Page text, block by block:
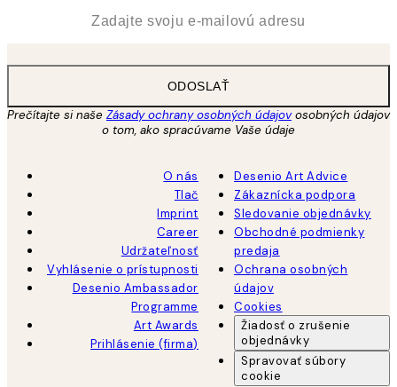
ODOSLAŤ
Prečítajte si naše Zásady ochrany osobných údajovosobných údajov
o tom, ako spracúvame Vaše údaje
O nás
Tlač
Imprint
Career
Udržateľnosť
Vyhlásenie o prístupnosti
Desenio Ambassador
Programme
Art Awards
Prihlásenie (firma)
Desenio Art Advice
Zákaznícka podpora
Sledovanie objednávky
Obchodné podmienky
predaja
Ochrana osobných
údajov
Cookies
Žiadosť o zrušenie
objednávky
Spravovať súbory
cookie